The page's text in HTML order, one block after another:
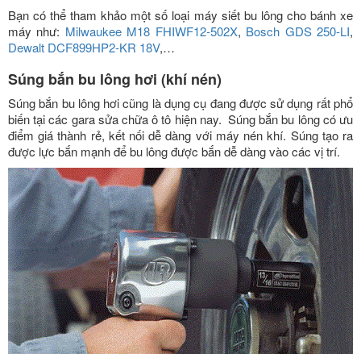
Bạn có thể tham khảo một số loại máy siết bu lông cho bánh xe
máy như: Milwaukee M18 FHIWF12-502X, Bosch GDS 250-LI,
Dewalt DCF899HP2-KR 18V,…
Súng bắn bu lông hơi (khí nén)
Súng bắn bu lông hơi cũng là dụng cụ đang được sử dụng rất phổ
biến tại các gara sửa chữa ô tô hiện nay. Súng bắn bu lông có ưu
điểm giá thành rẻ, kết nối dễ dàng với máy nén khí. Súng tạo ra
được lực bắn mạnh để bu lông được bắn dễ dàng vào các vị trí.